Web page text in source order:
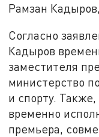
Рамзан
Согласно
Кадыров
заместителя
министерство
и спорту.
временно
премьера,